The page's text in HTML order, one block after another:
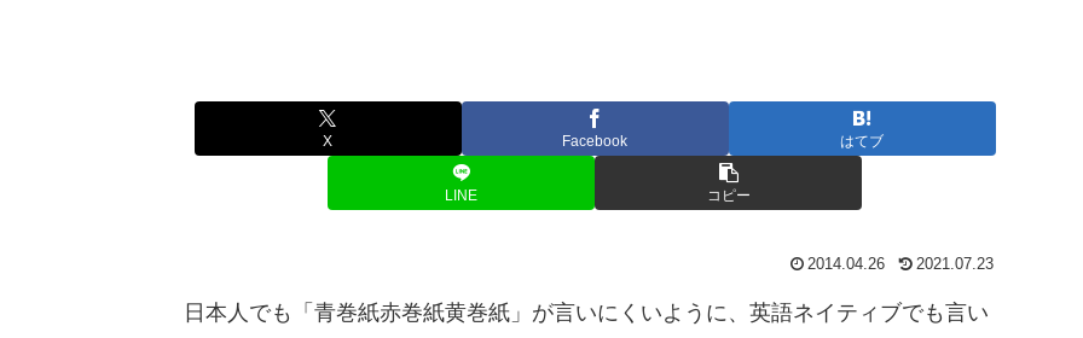
X Facebook はてブ
LINE コピー
2014.04.26 2021.07.23
日本人でも「青巻紙赤巻紙黄巻紙」が言いにくいように、英語ネイティブでも言い